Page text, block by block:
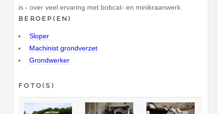
is - over veel ervaring met bobcat- en minikraanwerk.
BEROEP(EN)
Sloper
Machinist grondverzet
Grondwerker
FOTO(S)